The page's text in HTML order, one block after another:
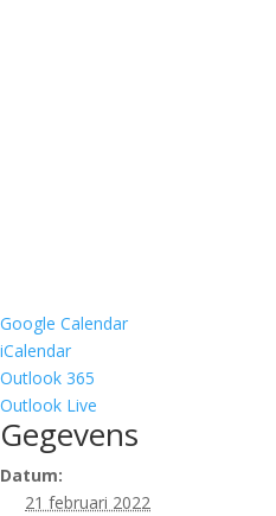
Google Calendar
iCalendar
Outlook 365
Outlook Live
Gegevens
Datum:
21 februari 2022